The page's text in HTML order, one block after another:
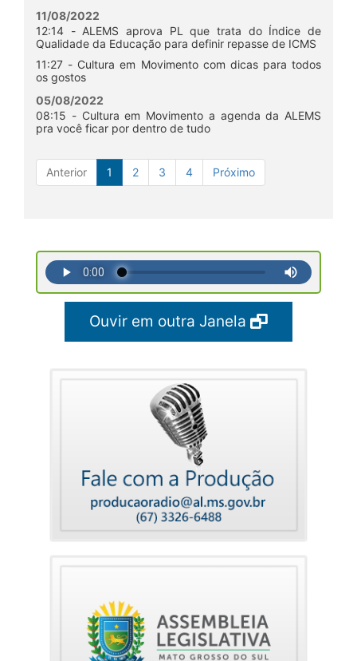
11/08/2022
12:14 - ALEMS aprova PL que trata do Índice de
Qualidade da Educação para definir repasse de ICMS
11:27 - Cultura em Movimento com dicas para todos
os gostos
05/08/2022
08:15 - Cultura em Movimento a agenda da ALEMS
pra você ficar por dentro de tudo
Anterior 1 2 3 4 Próximo
Ouvir em outra Janela